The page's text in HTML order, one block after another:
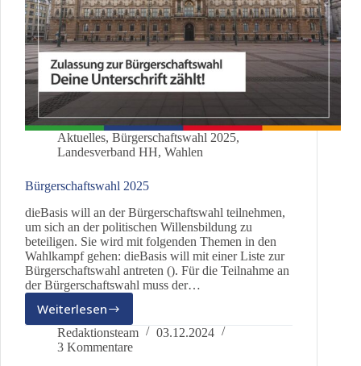
Aktuelles, Bürgerschaftswahl 2025,
Landesverband HH, Wahlen
Bürgerschaftswahl 2025
dieBasis will an der Bürgerschaftswahl teilnehmen,
um sich an der politischen Willensbildung zu
beteiligen. Sie wird mit folgenden Themen in den
Wahlkampf gehen: dieBasis will mit einer Liste zur
Bürgerschaftswahl antreten (). Für die Teilnahme an
der Bürgerschaftswahl muss der…
WeiterlesenBürgerschaftswahl
2025
Redaktionsteam
03.12.2024
3 Kommentare